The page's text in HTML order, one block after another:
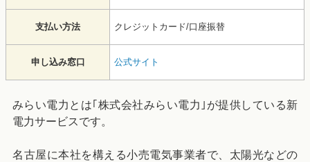
支払い方法 クレジットカード/口座振替
申し込み窓口 公式サイト
みらい電力とは｢株式会社みらい電力｣が提供している新
電力サービスです。
名古屋に本社を構える小売電気事業者で、太陽光などの